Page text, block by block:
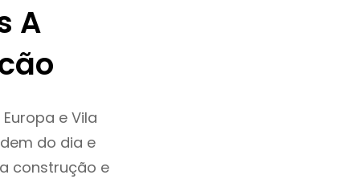
A
e Vila
do dia e
construção e